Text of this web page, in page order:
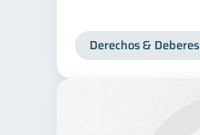
Consejos 6
Derechos & Deberes